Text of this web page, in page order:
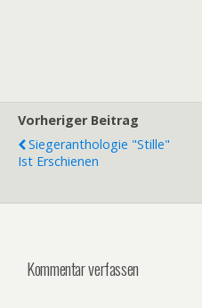
Vorheriger Beitrag
Siegeranthologie "Stille"
Ist Erschienen
Kommentar verfassen